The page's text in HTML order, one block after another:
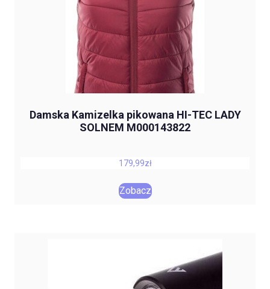
Damska Kamizelka pikowana HI-TEC LADY
SOLNEM M000143822
179,99zł
Zobacz